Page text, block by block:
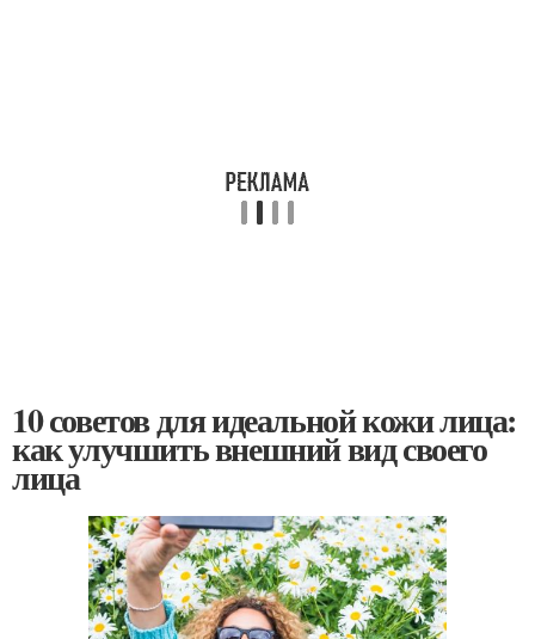
10 советов для идеальной кожи лица:
как улучшить внешний вид своего
лица